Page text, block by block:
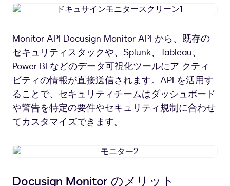
ド
サ
イ
ン
モ
ニ
タ
ー
ス
ー
1
Monitor API Docusign Monitor API から、既存の
セキュリティスタックや、Splunk、Tableau、
Power BI などのデータ可視化ツールにア クティ
ビティの情報が直接送信されます。API を活用す
ることで、セキュリティチームはダッシュボード
や警告を特定の要件やセキュリティ規制に合わせ
てカスタマイズできます。
モ
Docusign Monitor のメリット